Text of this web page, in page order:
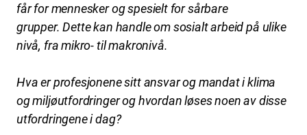
får for mennesker og spesielt for sårbare
grupper. Dette kan handle om sosialt arbeid på ulike
nivå, fra mikro- til makronivå.
Hva er profesjonene sitt ansvar og mandat i klima
og miljøutfordringer og hvordan løses noen av disse
utfordringene i dag?